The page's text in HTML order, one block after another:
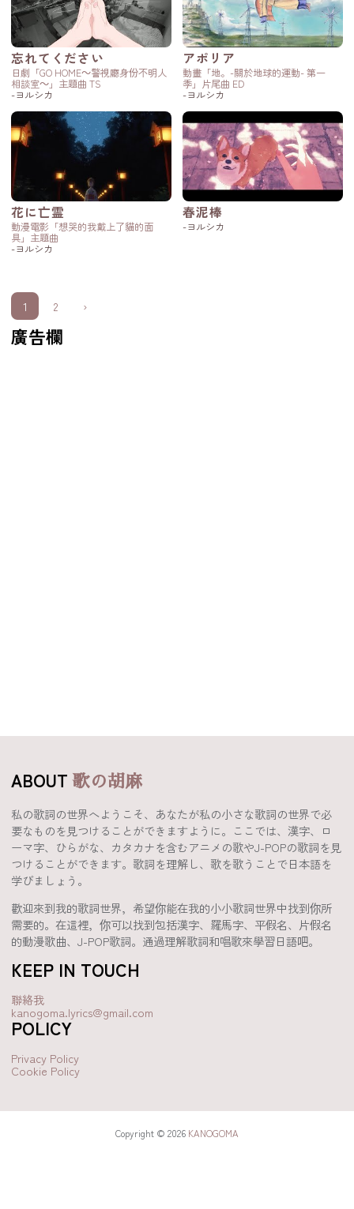
忘れてください
日劇「GO HOME～警視廳身份不明人
相談室～」主題曲 TS
-ヨルシカ
アポリア
動畫「地。-關於地球的運動- 第一
季」片尾曲 ED
-ヨルシカ
花に亡霊
動漫電影「想哭的我戴上了貓的面
具」主題曲
-ヨルシカ
春泥棒
-ヨルシカ
1 2 ›
廣告欄
ABOUT歌の胡麻
私の歌詞の世界へようこそ、あなたが私の小さな歌詞の世界で必
要なものを見つけることができますように。ここでは、漢字、ロ
ーマ字、ひらがな、カタカナを含むアニメの歌やJ-POPの歌詞を見
つけることができます。歌詞を理解し、歌を歌うことで日本語を
学びましょう。
歡迎來到我的歌詞世界，希望你能在我的小小歌詞世界中找到你所
需要的。在這裡，你可以找到包括漢字、羅馬字、平假名、片假名
的動漫歌曲、J-POP歌詞。通過理解歌詞和唱歌來學習日語吧。
KEEP IN TOUCH
聯絡我
kanogoma.lyrics@gmail.com
POLICY
Privacy Policy
Cookie Policy
Copyright © 2026 KANOGOMA